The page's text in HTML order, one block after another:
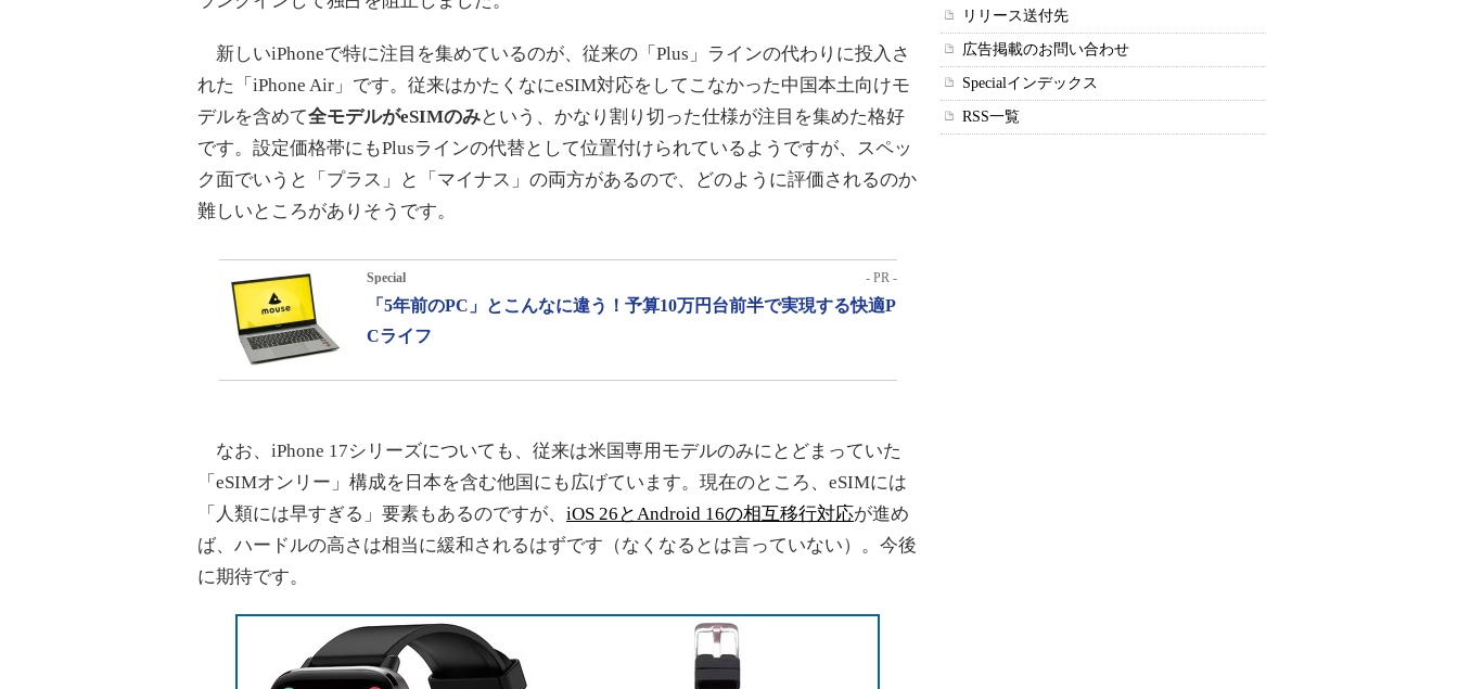
新しいiPhoneで特に注目を集めているのが、従来の「Plus」ラインの代わりに投入さ
れた「iPhone Air」です。従来はかたくなにeSIM対応をしてこなかった中国本土向けモ
デルを含めて全モデルがeSIMのみという、かなり割り切った仕様が注目を集めた格好
です。設定価格帯にもPlusラインの代替として位置付けられているようですが、スペッ
ク面でいうと「プラス」と「マイナス」の両方があるので、どのように評価されるのか
難しいところがありそうです。
Special - PR -
「5年前のPC」とこんなに違う！予算10万円台前半で実現する快適P
Cライフ
なお、iPhone 17シリーズについても、従来は米国専用モデルのみにとどまっていた
「eSIMオンリー」構成を日本を含む他国にも広げています。現在のところ、eSIMには
「人類には早すぎる」要素もあるのですが、 iOS 26とAndroid 16の相互移行対応が進め
ば、ハードルの高さは相当に緩和されるはずです（なくなるとは言っていない）。今後
に期待です。
リリース送付先
広告掲載のお問い合わせ
Specialインデックス
RSS一覧